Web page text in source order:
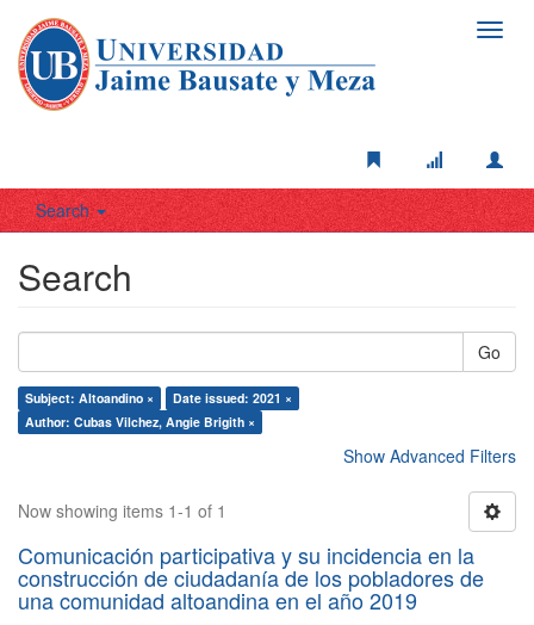
Search
Search
Go
Subject: Altoandino ×
Date issued: 2021 ×
Author: Cubas Vilchez, Angie Brigith ×
Show Advanced Filters
Now showing items 1-1 of 1
Comunicación participativa y su incidencia en la
construcción de ciudadanía de los pobladores de
una comunidad altoandina en el año 2019